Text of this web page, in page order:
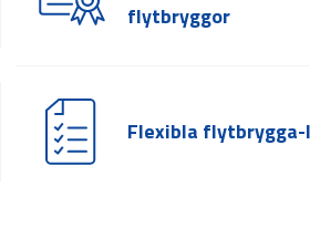
flytbryggor
Flexibla